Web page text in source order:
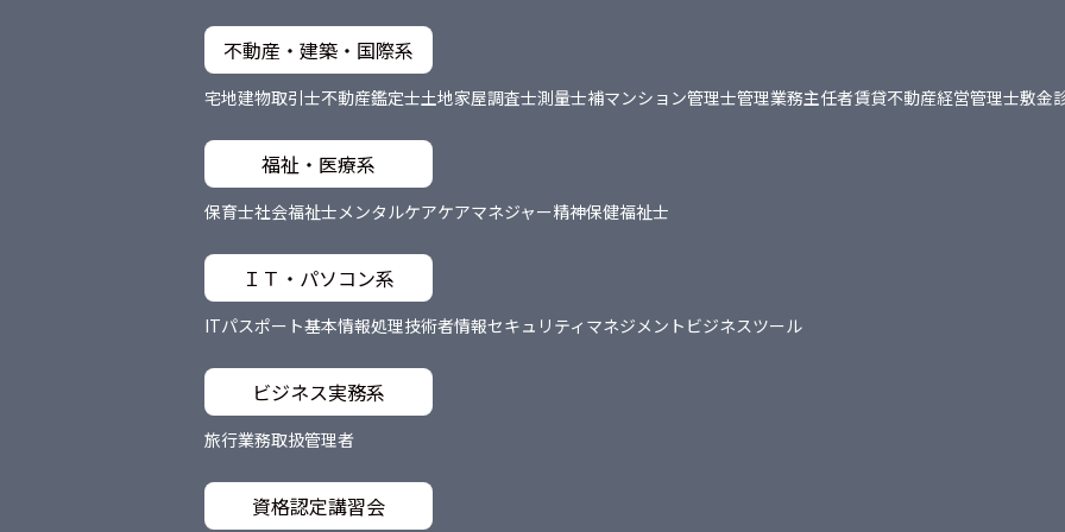
不動産・建築・国際系
宅地建物取引士不動産鑑定士土地家屋調査士測量士補マンション管理士管理業務主任者賃貸不動産経営管理士敷金
福祉・医療系
保育士社会福祉士メンタルケアケアマネジャー精神保健福祉士
ＩＴ・パソコン系
ITパスポート基本情報処理技術者情報セキュリティマネジメント ビジネスツール
ビジネス実務系
旅行業務取扱管理者
資格認定講習会